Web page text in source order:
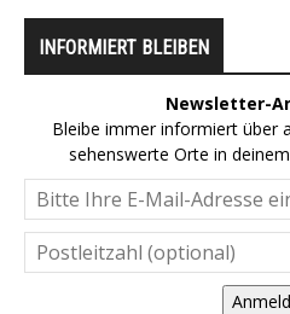
INFORMIERT BLEIBEN
Newsletter-
Bleibe immer informiert über
sehenswerte Orte in